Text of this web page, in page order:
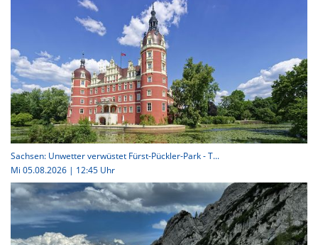
Sachsen: Unwetter verwüstet Fürst-Pückler-Park - T...
Mi 05.08.2026 | 12:45 Uhr